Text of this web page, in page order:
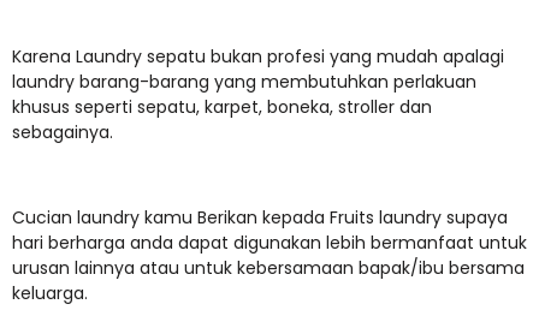
Karena Laundry sepatu bukan profesi yang mudah apalagi
laundry barang-barang yang membutuhkan perlakuan
khusus seperti sepatu, karpet, boneka, stroller dan
sebagainya.
Cucian laundry kamu Berikan kepada Fruits laundry supaya
hari berharga anda dapat digunakan lebih bermanfaat untuk
urusan lainnya atau untuk kebersamaan bapak/ibu bersama
keluarga.